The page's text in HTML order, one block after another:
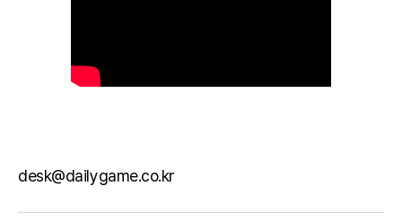
desk@dailygame.co.kr